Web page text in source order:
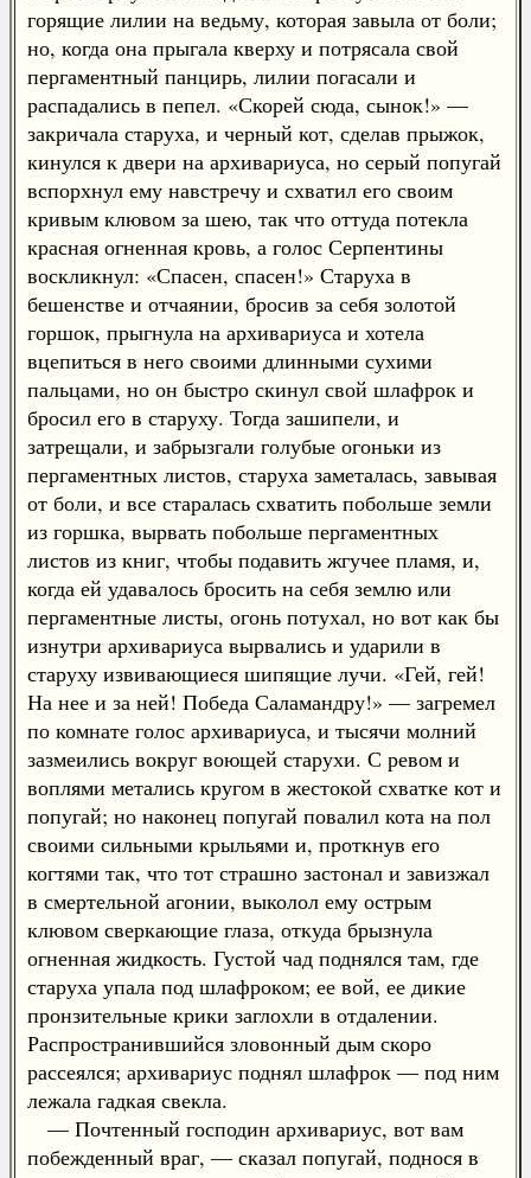
горящие лилии на ведьму, которая завыла от боли;
но, когда она прыгала кверху и потрясала свой
пергаментный панцирь, лилии погасали и
распадались в пепел. «Скорей сюда, сынок!» —
закричала старуха, и черный кот, сделав прыжок,
кинулся к двери на архивариуса, но серый попугай
вспорхнул ему навстречу и схватил его своим
кривым клювом за шею, так что оттуда потекла
красная огненная кровь, а голос Серпентины
воскликнул: «Спасен, спасен!» Старуха в
бешенстве и отчаянии, бросив за себя золотой
горшок, прыгнула на архивариуса и хотела
вцепиться в него своими длинными сухими
пальцами, но он быстро скинул свой шлафрок и
бросил его в старуху. Тогда зашипели, и
затрещали, и забрызгали голубые огоньки из
пергаментных листов, старуха заметалась, завывая
от боли, и все старалась схватить побольше земли
из горшка, вырвать побольше пергаментных
листов из книг, чтобы подавить жгучее пламя, и,
когда ей удавалось бросить на себя землю или
пергаментные листы, огонь потухал, но вот как бы
изнутри архивариуса вырвались и ударили в
старуху извивающиеся шипящие лучи. «Гей, гей!
На нее и за ней! Победа Саламандру!» — загремел
по комнате голос архивариуса, и тысячи молний
зазмеились вокруг воющей старухи. С ревом и
воплями метались кругом в жестокой схватке кот и
попугай; но наконец попугай повалил кота на пол
своими сильными крыльями и, проткнув его
когтями так, что тот страшно застонал и завизжал
в смертельной агонии, выколол ему острым
клювом сверкающие глаза, откуда брызнула
огненная жидкость. Густой чад поднялся там, где
старуха упала под шлафроком; ее вой, ее дикие
пронзительные крики заглохли в отдалении.
Распространившийся зловонный дым скоро
рассеялся; архивариус поднял шлафрок — под ним
лежала гадкая свекла.
— Почтенный господин архивариус, вот вам
побежденный враг, — сказал попугай, поднося в